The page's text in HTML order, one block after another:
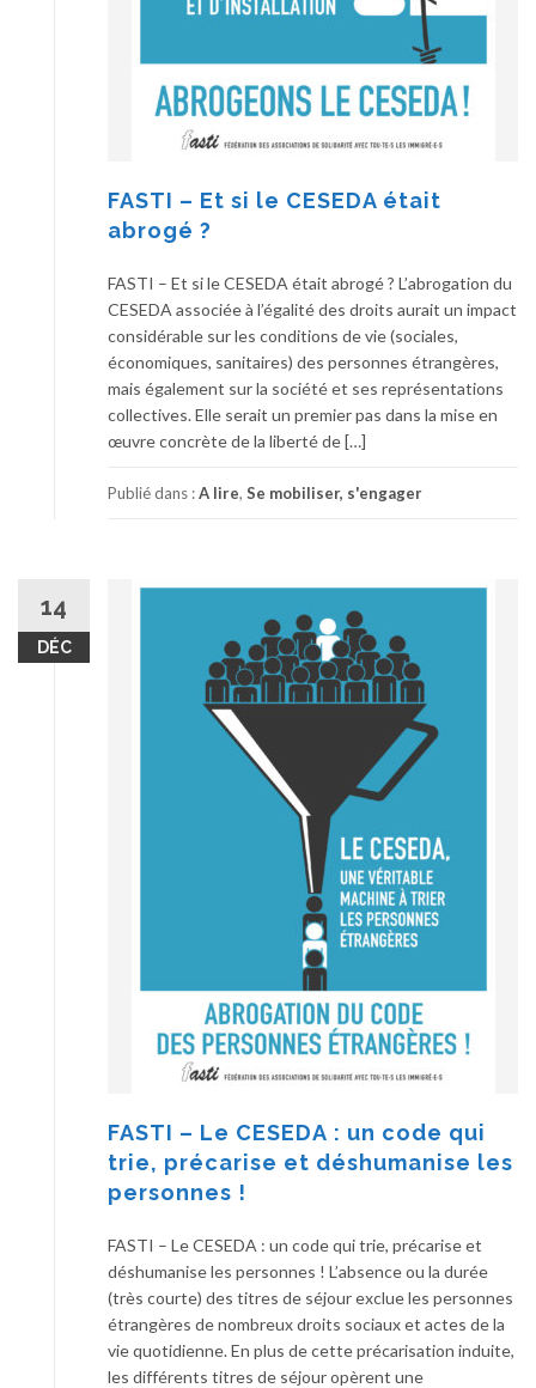
FASTI – Et si le CESEDA était
abrogé ?
FASTI – Et si le CESEDA était abrogé ? L’abrogation du
CESEDA associée à l’égalité des droits aurait un impact
considérable sur les conditions de vie (sociales,
économiques, sanitaires) des personnes étrangères,
mais également sur la société et ses représentations
collectives. Elle serait un premier pas dans la mise en
œuvre concrète de la liberté de […]
Publié dans :A lire, Se mobiliser, s'engager
14
DÉC
FASTI – Le CESEDA : un code qui
trie, précarise et déshumanise les
personnes !
FASTI – Le CESEDA : un code qui trie, précarise et
déshumanise les personnes ! L’absence ou la durée
(très courte) des titres de séjour exclue les personnes
étrangères de nombreux droits sociaux et actes de la
vie quotidienne. En plus de cette précarisation induite,
les différents titres de séjour opèrent une